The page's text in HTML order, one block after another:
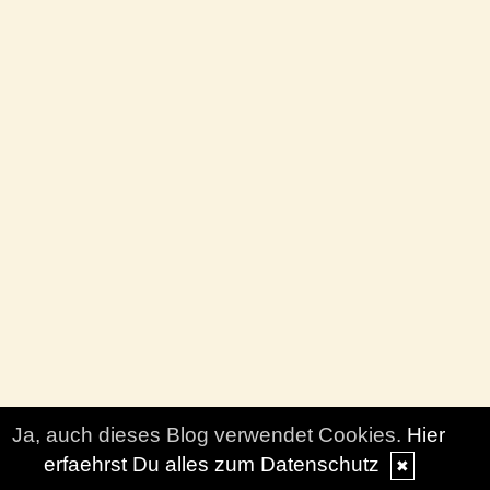
Ja, auch dieses Blog verwendet Cookies. Hier
erfaehrst Du alles zum Datenschutz
✖